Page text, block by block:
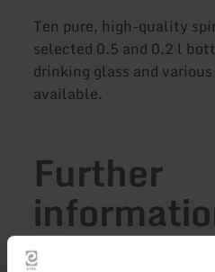
Ten pure, high-quality
selected 0.5 and 0.2 l
drinking glass and
available.
Further